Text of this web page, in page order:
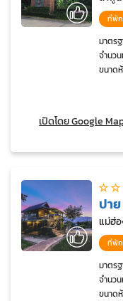
ที่พัก
มาตร
จำนว
ขนาด
เปิดโดย Google
ปา
แม่ฮ่
ที่พัก
มาตร
จำนว
ขนาด